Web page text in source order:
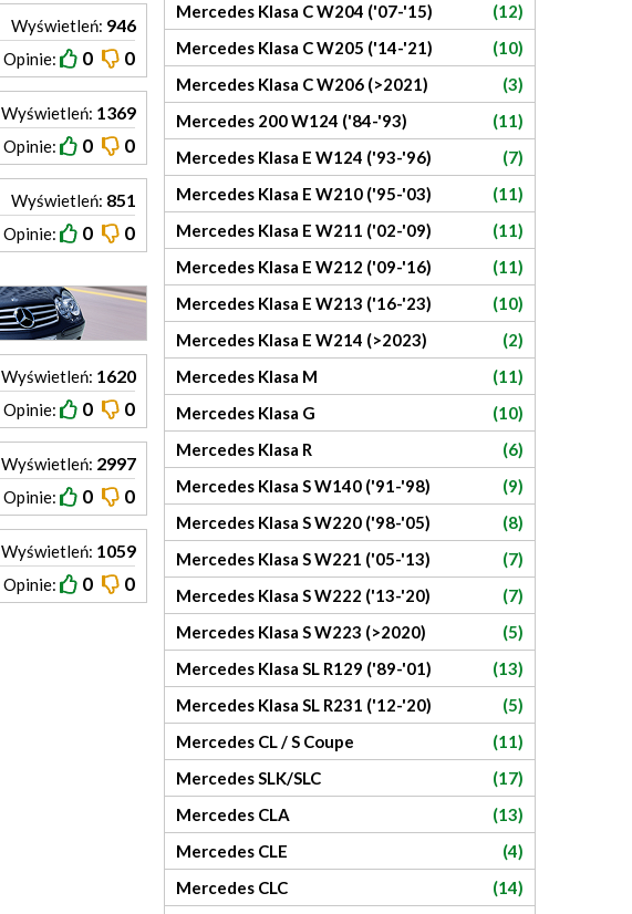
Opinie: 0 0
Wyświetleń: 946
Opinie: 0 0
Wyświetleń: 1369
Opinie: 0 0
Wyświetleń: 851
Opinie: 0 0
Wyświetleń: 1620
Opinie: 0 0
Wyświetleń: 2997
Opinie: 0 0
Wyświetleń: 1059
Mercedes Klasa C W204 ('07-'15)
(12)
Mercedes Klasa C W205 ('14-'21)
(10)
Mercedes Klasa C W206 (>2021)
(3)
Mercedes 200 W124 ('84-'93)
(11)
Mercedes Klasa E W124 ('93-'96)
(7)
Mercedes Klasa E W210 ('95-'03)
(11)
Mercedes Klasa E W211 ('02-'09)
(11)
Mercedes Klasa E W212 ('09-'16)
(11)
Mercedes Klasa E W213 ('16-'23)
(10)
Mercedes Klasa E W214 (>2023)
(2)
Mercedes Klasa M
(11)
Mercedes Klasa G
(10)
Mercedes Klasa R
(6)
Mercedes Klasa S W140 ('91-'98)
(9)
Mercedes Klasa S W220 ('98-'05)
(8)
Mercedes Klasa S W221 ('05-'13)
(7)
Mercedes Klasa S W222 ('13-'20)
(7)
Mercedes Klasa S W223 (>2020)
(5)
Mercedes Klasa SL R129 ('89-'01)
(13)
Mercedes Klasa SL R231 ('12-'20)
(5)
Mercedes CL / S Coupe
(11)
Mercedes SLK/SLC
(17)
Mercedes CLA
(13)
Mercedes CLE
(4)
Mercedes CLC
(14)